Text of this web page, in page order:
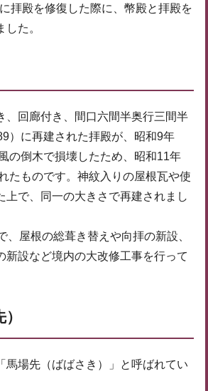
拝殿を修復した際に、幣殿と拝殿を
た。
、回廊付き、間口六間半奥行三間半
）に再建された拝殿が、昭和9年
の倒木で損壊したため、昭和11年
たものです。神紋入りの屋根瓦や使
上で、同一の大きさで再建されまし
、屋根の総葺き替えや向拝の新設、
新設など境内の大改修工事を行って
馬場先（ばばさき）」と呼ばれてい